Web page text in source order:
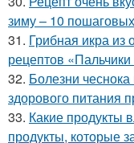
зиму – 10
31. Грибная икра из
рецептов
32. Болезни
здорового питания
33. Какие продукты
продукты, которые